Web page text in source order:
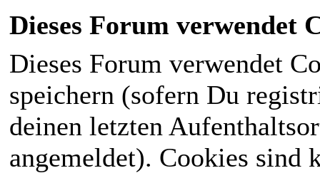
Dieses Forum verwendet
Dieses Forum verwendet
speichern (sofern Du
deinen letzten
angemeldet). Cookies sind